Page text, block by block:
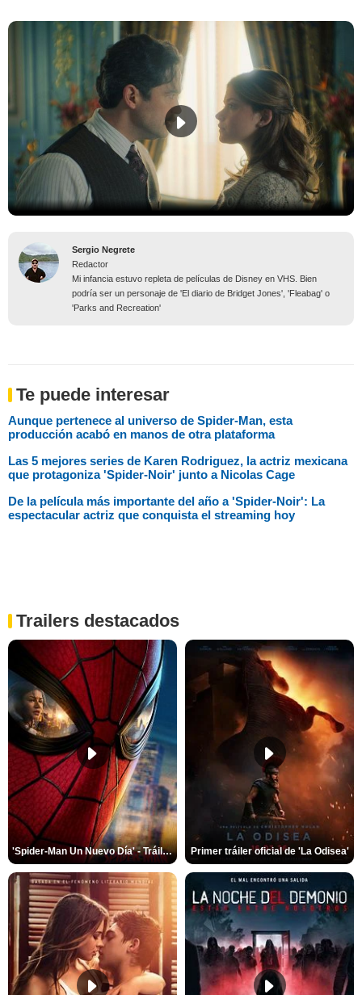
Sergio Negrete
Redactor
Mi infancia estuvo repleta de películas de Disney en VHS. Bien
podría ser un personaje de 'El diario de Bridget Jones', 'Fleabag' o
'Parks and Recreation'
Te puede interesar
Aunque pertenece al universo de Spider-Man, esta
producción acabó en manos de otra plataforma
Las 5 mejores series de Karen Rodriguez, la actriz mexicana
que protagoniza 'Spider-Noir' junto a Nicolas Cage
De la película más importante del año a 'Spider-Noir': La
espectacular actriz que conquista el streaming hoy
Trailers destacados
'Spider-Man Un Nuevo Día' - Tráiler oficial subtitulado Primer tráiler oficial de 'La Odisea'